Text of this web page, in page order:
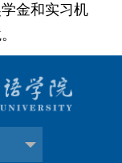
金和实习机